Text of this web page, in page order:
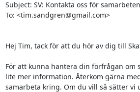
Subject: SV: Kontakta oss för
To: <tim.sandgren@gmail.com>
Hej Tim, tack för att du hör av dig till
För att kunna hantera din förfrågan om
lite mer information. Återkom gärna
samarbeta kring. Om du vill så sätter vi